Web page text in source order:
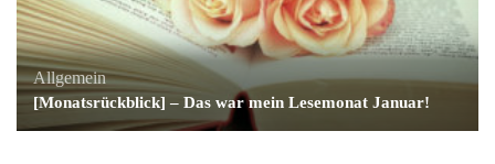
Allgemein
[Monatsrückblick] – Das war mein Lesemonat Januar!